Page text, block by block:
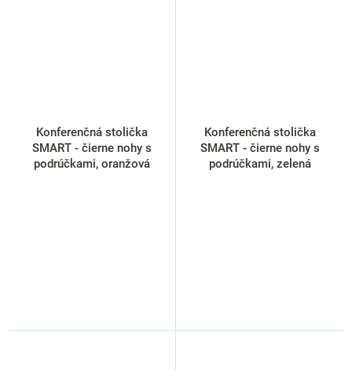
Konferenčná stolička
SMART - čierne nohy s
podrúčkami, oranžová
Konferenčná stolička
SMART - čierne nohy s
podrúčkami, zelená